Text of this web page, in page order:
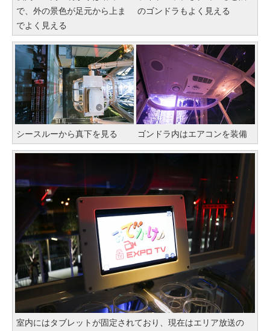
で、外の景色が足元から上ま
でよく見える
のゴンドラもよく見える
シースルーから真下を見る ゴンドラ内はエアコンを装備
室内にはタブレットが固定されており、現在はエリア放送の